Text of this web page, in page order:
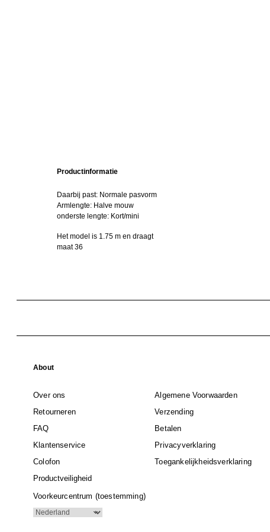
Productinformatie
Daarbij past: Normale pasvorm
Armlengte: Halve mouw
onderste lengte: Kort/mini
Het model is 1.75 m en draagt
maat 36
About
Over ons
Algemene Voorwaarden
Retourneren
Verzending
FAQ
Betalen
Klantenservice
Privacyverklaring
Colofon
Toegankelijkheidsverklaring
Productveiligheid
Voorkeurcentrum (toestemming)